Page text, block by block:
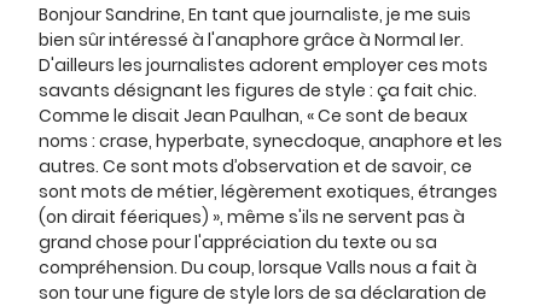
Bonjour Sandrine, En tant que journaliste, je me suis
bien sûr intéressé à l'anaphore grâce à Normal Ier.
D'ailleurs les journalistes adorent employer ces mots
savants désignant les figures de style : ça fait chic.
Comme le disait Jean Paulhan, « Ce sont de beaux
noms : crase, hyperbate, synecdoque, anaphore et les
autres. Ce sont mots d’observation et de savoir, ce
sont mots de métier, légèrement exotiques, étranges
(on dirait féeriques) », même s'ils ne servent pas à
grand chose pour l'appréciation du texte ou sa
compréhension. Du coup, lorsque Valls nous a fait à
son tour une figure de style lors de sa déclaration de